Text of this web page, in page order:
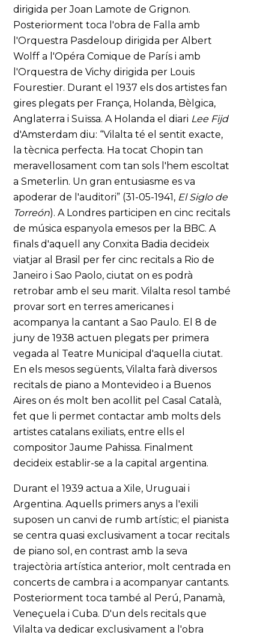
dirigida per Joan Lamote de Grignon.
Posteriorment toca l'obra de Falla amb
l'Orquestra Pasdeloup dirigida per Albert
Wolff a l'Opéra Comique de París i amb
l'Orquestra de Vichy dirigida per Louis
Fourestier. Durant el 1937 els dos artistes fan
gires plegats per França, Holanda, Bèlgica,
Anglaterra i Suïssa. A Holanda el diari Lee Fijd
d'Amsterdam diu: “Vilalta té el sentit exacte,
la tècnica perfecta. Ha tocat Chopin tan
meravellosament com tan sols l'hem escoltat
a Smeterlin. Un gran entusiasme es va
apoderar de l'auditori” (31-05-1941, El Siglo de
Torreón). A Londres participen en cinc recitals
de música espanyola emesos per la BBC. A
finals d'aquell any Conxita Badia decideix
viatjar al Brasil per fer cinc recitals a Rio de
Janeiro i Sao Paolo, ciutat on es podrà
retrobar amb el seu marit. Vilalta resol també
provar sort en terres americanes i
acompanya la cantant a Sao Paulo. El 8 de
juny de 1938 actuen plegats per primera
vegada al Teatre Municipal d'aquella ciutat.
En els mesos següents, Vilalta farà diversos
recitals de piano a Montevideo i a Buenos
Aires on és molt ben acollit pel Casal Català,
fet que li permet contactar amb molts dels
artistes catalans exiliats, entre ells el
compositor Jaume Pahissa. Finalment
decideix establir-se a la capital argentina.
Durant el 1939 actua a Xile, Uruguai i
Argentina. Aquells primers anys a l'exili
suposen un canvi de rumb artístic; el pianista
se centra quasi exclusivament a tocar recitals
de piano sol, en contrast amb la seva
trajectòria artística anterior, molt centrada en
concerts de cambra i a acompanyar cantants.
Posteriorment toca també al Perú, Panamà,
Veneçuela i Cuba. D'un dels recitals que
Vilalta va dedicar exclusivament a l'obra